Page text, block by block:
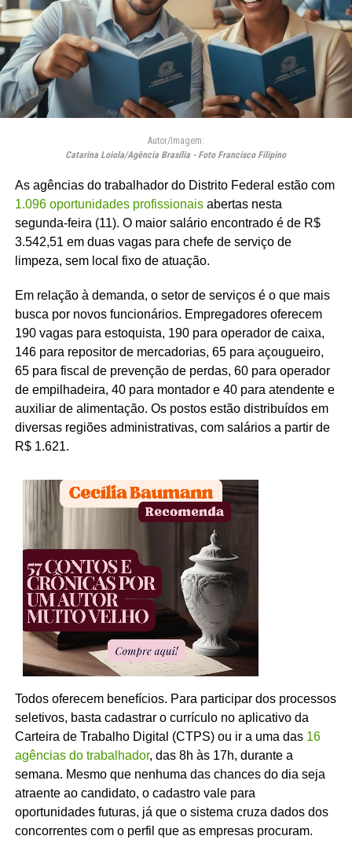
Autor/Imagem:
Catarina Loiola/Agência Brasília - Foto Francisco Filipino
As agências do trabalhador do Distrito Federal estão com
1.096 oportunidades profissionaisabertas nesta
segunda-feira (11). O maior salário encontrado é de R$
3.542,51 em duas vagas para chefe de serviço de
limpeza, sem local fixo de atuação.
Em relação à demanda, o setor de serviços é o que mais
busca por novos funcionários. Empregadores oferecem
190 vagas para estoquista, 190 para operador de caixa,
146 para repositor de mercadorias, 65 para açougueiro,
65 para fiscal de prevenção de perdas, 60 para operador
de empilhadeira, 40 para montador e 40 para atendente e
auxiliar de alimentação. Os postos estão distribuídos em
diversas regiões administrativas, com salários a partir de
R$ 1.621.
Todos oferecem benefícios. Para participar dos processos
seletivos, basta cadastrar o currículo no aplicativo da
Carteira de Trabalho Digital (CTPS) ou ir a uma das 16
agências do trabalhador, das 8h às 17h, durante a
semana. Mesmo que nenhuma das chances do dia seja
atraente ao candidato, o cadastro vale para
oportunidades futuras, já que o sistema cruza dados dos
concorrentes com o perfil que as empresas procuram.